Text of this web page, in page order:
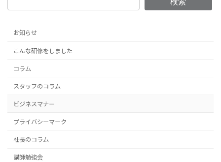
ー
ジ
送
り
ジ
ジ
ジ
お知らせ
こんな研修をしました
コラム
スタッフのコラム
ビジネスマナー
プライバシーマーク
社長のコラム
講師勉強会